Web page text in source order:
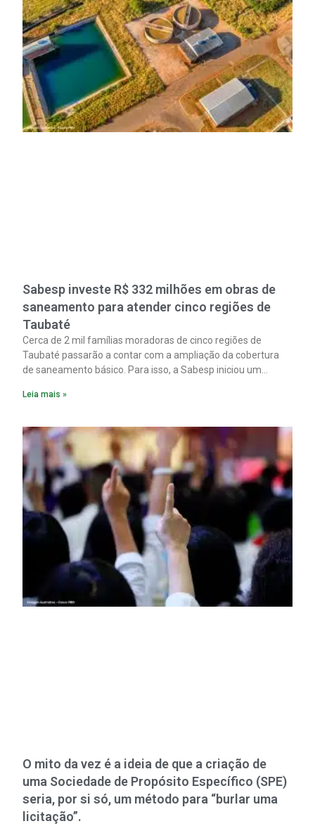
Sabesp investe R$ 332 milhões em obras de
saneamento para atender cinco regiões de
Taubaté
Cerca de 2 mil famílias moradoras de cinco regiões de
Taubaté passarão a contar com a ampliação da cobertura
de saneamento básico. Para isso, a Sabesp iniciou um
milhões.
Leia mais »
O mito da vez é a ideia de que a criação de
uma Sociedade de Propósito Específico (SPE)
seria, por si só, um método para “burlar uma
licitação”.